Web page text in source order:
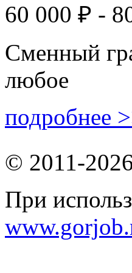
60 000 ₽ -
Сменный
любое
подробнее
© 2011-
При